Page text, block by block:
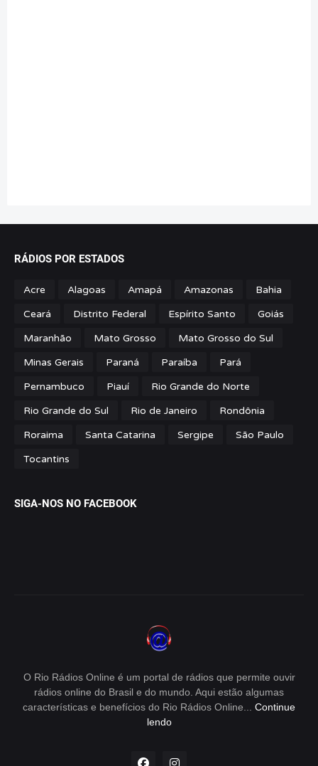
RÁDIOS POR ESTADOS
Acre Alagoas Amapá Amazonas
Bahia
Ceará
Distrito Federal Espírito Santo
Goiás
Maranhão
Mato Grosso
Mato Grosso do Sul
Minas Gerais
Paraná Paraíba
Pará
Pernambuco
Piauí
Rio Grande do Norte
Rio Grande do Sul
Rio de Janeiro
Rondônia
Roraima
Santa Catarina Sergipe
São Paulo
Tocantins
SIGA-NOS NO FACEBOOK
O Rio Rádios Online é um portal de rádios que permite ouvir
rádios online do Brasil e do mundo. Aqui estão algumas
características e benefícios do Rio Rádios Online...
Continue
lendo